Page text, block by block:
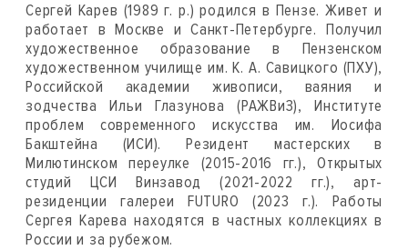
Сергей Карев (1989 г. р.) родился в Пензе. Живет и
работает в Москве и Санкт-Петербурге. Получил
художественное образование в Пензенском
художественном училище им. К. А. Савицкого (ПХУ),
Российской академии живописи, ваяния и
зодчества Ильи Глазунова (РАЖВиЗ), Институте
проблем современного искусства им. Иосифа
Бакштейна (ИСИ). Резидент мастерских в
Милютинском переулке (2015-2016 гг.), Открытых
студий ЦСИ Винзавод (2021-2022 гг.), арт-
резиденции галереи FUTURO (2023 г.). Работы
Сергея Карева находятся в частных коллекциях в
России и за рубежом.